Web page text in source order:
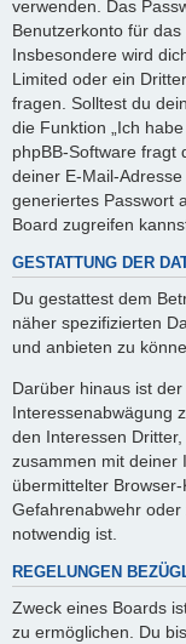
verwenden. Das
Benutzerkonto für
Insbesondere wird
Limited oder ein
fragen. Solltest du
die Funktion „Ich
phpBB-Software fragt
deiner E-Mail-
generiertes Passwort
Board zugreifen
GESTATTUNG DER
Du gestattest dem
näher spezifizierten
und anbieten zu
Darüber hinaus ist
Interessenabwägung
den Interessen
zusammen mit deiner
übermittelter
Gefahrenabwehr
notwendig ist.
REGELUNGEN
Zweck eines Boards
zu ermöglichen. Du